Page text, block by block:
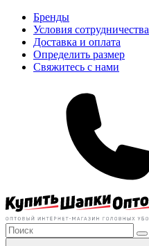
Бренды
Условия сотрудничества
Доставка и оплата
Определить размер
Свяжитесь с нами